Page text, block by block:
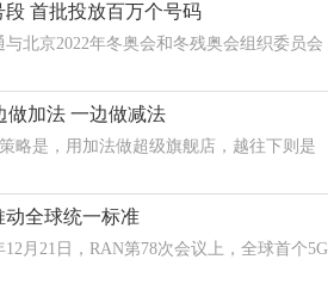
段 首批投放百万个号码
北京2022年冬奥会和冬残奥会组织委员会
做加法 一边做减法
略是，用加法做超级旗舰店，越往下则是
动全球统一标准
月21日，RAN第78次会议上，全球首个5G